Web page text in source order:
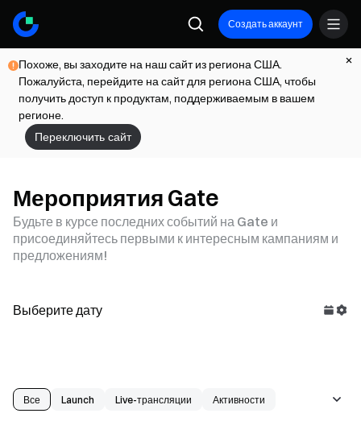
Создать аккаунт
Похоже, вы заходите на наш сайт из региона США.
Пожалуйста, перейдите на сайт для региона США, чтобы
получить доступ к продуктам, поддерживаемым в вашем
регионе.
Переключить сайт
Мероприятия Gate
Будьте в курсе последних событий на Gate и
присоединяйтесь первыми к интересным кампаниям и
предложениям!
Выберите дату
Все Launch Live-трансляции
Активности